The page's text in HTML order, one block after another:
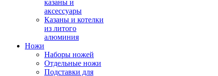
казаны и
аксессуары
Казаны и котелки
из литого
алюминия
Ножи
Наборы ножей
Отдельные ножи
Подставки для